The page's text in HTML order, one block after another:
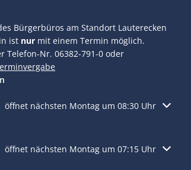
Bürgerbüros am Standort Lauterecken
ist nur mit einem Termin möglich.
Telefon-Nr. 06382-791-0 oder
Öffnungs- oder Schließzeiten
öffnet nächsten Montag um 08:30 Uhr
Öffnungs- oder Schließzeiten
öffnet nächsten Montag um 07:15 Uhr